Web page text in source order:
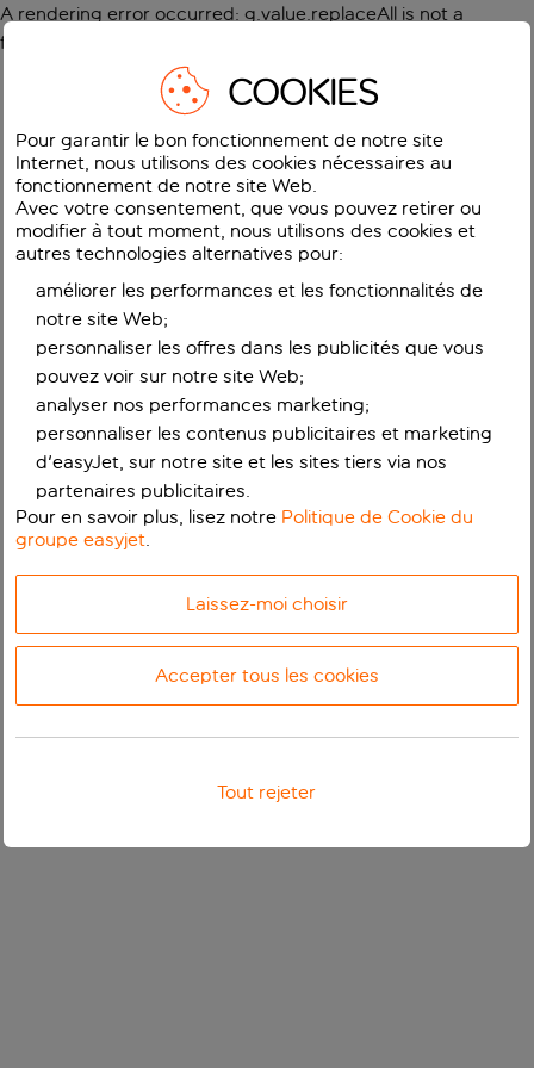
A rendering error occurred: g.value.replaceAll is not a
function
COOKIES
Pour garantir le bon fonctionnement de notre site
Internet, nous utilisons des cookies nécessaires au
fonctionnement de notre site Web.
Avec votre consentement, que vous pouvez retirer ou
modifier à tout moment, nous utilisons des cookies et
autres technologies alternatives pour:
améliorer les performances et les fonctionnalités de
notre site Web;
personnaliser les offres dans les publicités que vous
pouvez voir sur notre site Web;
analyser nos performances marketing;
personnaliser les contenus publicitaires et marketing
d'easyJet, sur notre site et les sites tiers via nos
partenaires publicitaires.
Pour en savoir plus, lisez notre Politique de Cookie du
groupe easyjet.
Laissez-moi choisir
Accepter tous les cookies
Tout rejeter